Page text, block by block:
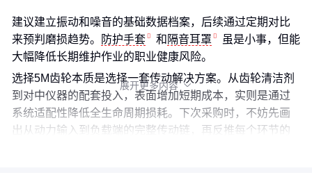
建议建立振动和噪音的基础数据档案，后续通过定期对比
来预判磨损趋势。
防护手套 和 隔音耳罩
虽是小事，但能
大幅降低长期维护作业的职业健康风险。
选择5M齿轮本质是选择一套传动解决方案。从齿轮清洁剂
到对中仪器的配套投入，表面增加短期成本，实则是通过
系统适配性降低全生命周期损耗。下次采购时，不妨先画
出从动力输入到负载端的完整传动链，再反推每个环节的
展开更多内容 